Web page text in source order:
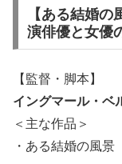
【ある結婚
演俳優と女優
【監督・脚本】
イングマール・ベ
＜主な作品＞
・ある結婚の風景